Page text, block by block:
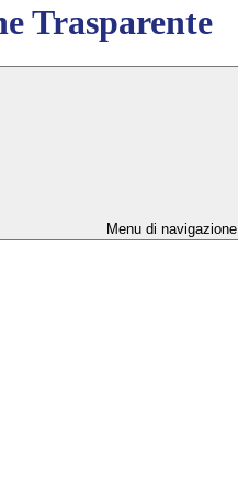
Trasparente
Menu di navigazione